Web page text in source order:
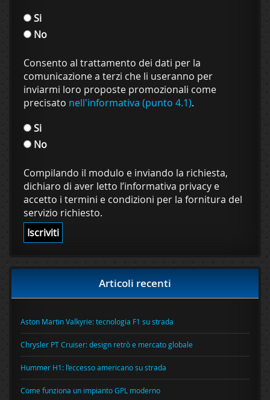
Si
No
Consento al trattamento dei dati per la
comunicazione a terzi che li useranno per
inviarmi loro proposte promozionali come
precisato nell'informativa (punto 4.1).
Si
No
Compilando il modulo e inviando la richiesta,
dichiaro di aver letto l’informativa privacy e
accetto i termini e condizioni per la fornitura del
servizio richiesto.
Articoli recenti
Aston Martin Valkyrie: tecnologia F1 su strada
Chrysler PT Cruiser: design retrò e mercato globale
Hummer H1: l’eccesso americano su strada
Come funziona un impianto GPL moderno